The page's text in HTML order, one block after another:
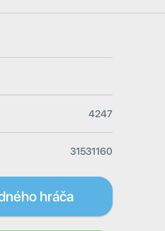
4247
31531160
hráča